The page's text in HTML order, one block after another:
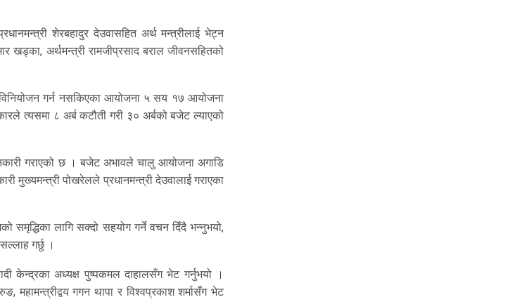
शेरबहादुर देउवासहित अर्थ मन्त्रीलाई भेट्न
खड्का, अर्थमन्त्री रामजीप्रसाद बराल जीवनसहितको
गर्न नसकिएका आयोजना ५ सय १७ आयोजना
त्यसमा ८ अर्ब कटौती गरी ३० अर्बको बजेट ल्याएको
गराएको छ । बजेट अभावले चालु आयोजना अगाडि
मुख्यमन्त्री पोखरेलले प्रधानमन्त्री देउवालाई गराएका
समृद्धिका लागि सक्दो सहयोग गर्ने वचन दिँदै भन्नुभयो,
गर्छु ।
केन्द्रका अध्यक्ष पुष्पकमल दाहालसँग भेट गर्नुभयो ।
महामन्त्रीद्वय गगन थापा र विश्वप्रकाश शर्मासँग भेट